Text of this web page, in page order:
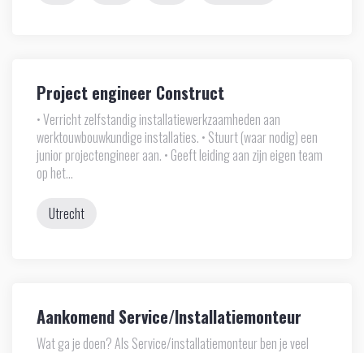
Project engineer Construct
• Verricht zelfstandig installatiewerkzaamheden aan
werktouwbouwkundige installaties. • Stuurt (waar nodig) een
junior projectengineer aan. • Geeft leiding aan zijn eigen team
op het...
Utrecht
Aankomend Service/Installatiemonteur
Wat ga je doen? Als Service/installatiemonteur ben je veel